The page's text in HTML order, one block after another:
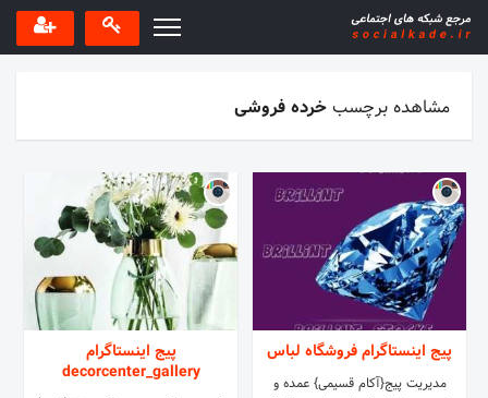
مشاهده برچسبخرده فروشی
پیج اینستاگرام فروشگاه لباس
مدیریت پیج{آکام قسیمی} عمده و
پیج اینستاگرام
decorcenter_gallery